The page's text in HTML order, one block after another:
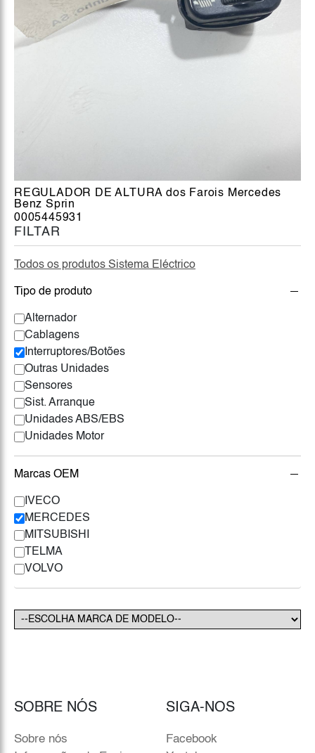
FILTAR
Todos os produtos Sistema Eléctrico
Tipo de produto
Alternador
Cablagens
Interruptores/Botões
Outras Unidades
Sensores
Sist. Arranque
Unidades ABS/EBS
Unidades Motor
Marcas OEM
IVECO
MERCEDES
MITSUBISHI
TELMA
VOLVO
REGULADOR DE ALTURA dos Farois Mercedes
Benz Sprin
0005445931
SOBRE NÓS
Sobre nós
SIGA-NOS
Facebook